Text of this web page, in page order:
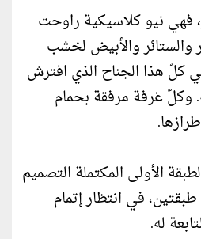
فهي نيو كلاسيكية راوحت
والستائر والأبيض لخشب
كلّ هذا الجناح الذي افترش
وكلّ غرفة مرفقة بحمام
الأولى المكتملة التصميم
في انتظار إتمام
له.